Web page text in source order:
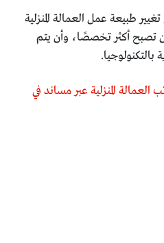
طبيعة عمل العمالة المنزلية
تصبح أكثر تخصصًا، وأن يتم
العمالة المنزلية عبر مساند في